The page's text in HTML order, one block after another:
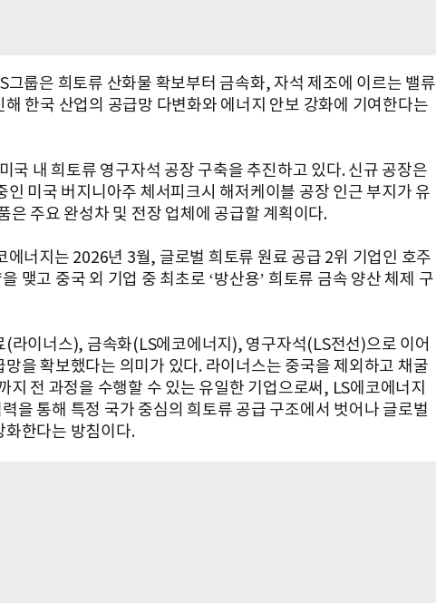
그룹은 희토류 산화물 확보부터 금속화, 자석 제조에 이르는 밸류
해 한국 산업의 공급망 다변화와 에너지 안보 강화에 기여한다는
국 내 희토류 영구자석 공장 구축을 추진하고 있다. 신규 공장은
인 미국 버지니아주 체서피크시 해저케이블 공장 인근 부지가 유
은 주요 완성차 및 전장 업체에 공급할 계획이다.
에너지는 2026년 3월, 글로벌 희토류 원료 공급 2위 기업인 호주
맺고 중국 외 기업 중 최초로 ‘방산용’ 희토류 금속 양산 체제 구
(라이너스), 금속화(LS에코에너지), 영구자석(LS전선)으로 이어
망을 확보했다는 의미가 있다. 라이너스는 중국을 제외하고 채굴
지 전 과정을 수행할 수 있는 유일한 기업으로써, LS에코에너지
을 통해 특정 국가 중심의 희토류 공급 구조에서 벗어나 글로벌
화한다는 방침이다.